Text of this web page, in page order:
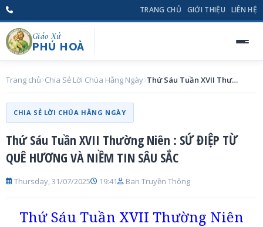
TRANG CHỦ GIỚI THIỆU LIÊN HỆ
Giáo Xứ
PHÚ HOÀ
Trang chủ Chia Sẻ Lời Chúa Hằng Ngày Thứ Sáu Tuần XVII Thường Niên : SỨ ĐIỆP TỪ QUÊ HƯƠNG VÀ NIỀM TIN SÂU SẮC
CHIA SẺ LỜI CHÚA HẰNG NGÀY
Thứ Sáu Tuần XVII Thường Niên : SỨ ĐIỆP TỪ
QUÊ HƯƠNG VÀ NIỀM TIN SÂU SẮC
Thursday, 31/07/2025 19:41 Ban Truyền Thông
Thứ Sáu Tuần XVII Thường Niên